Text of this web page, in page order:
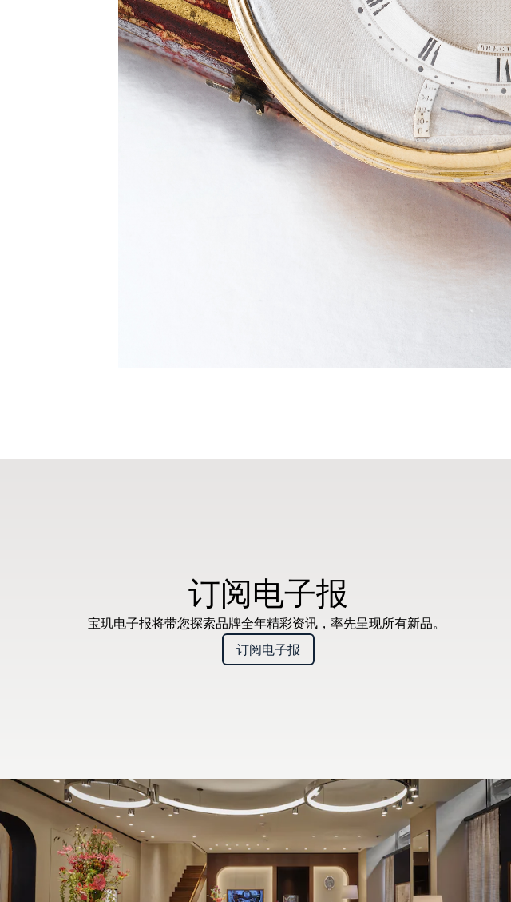
订阅电子报
宝玑电子报将带您探索品牌全年精彩资讯，率先呈现所有新品。
订阅电子报